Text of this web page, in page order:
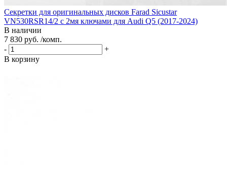
Секретки для оригинальных дисков Farad Sicustar
VN530RSR14/2 с 2мя ключами для Audi Q5 (2017-2024)
В наличии
7 830 руб. /комп.
-
+
В корзину